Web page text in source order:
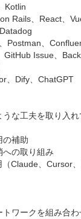
Kotlin
Rails、React、
Postman、
GitHub Issue、
、Dify、ChatGPT
な工夫を取り入れ
の補助
への取り組み
Claude、Cursor
ワークを組み合